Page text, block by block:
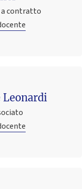
a contratto
Leonardi